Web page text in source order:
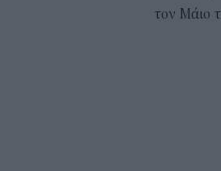
τον Μάιο